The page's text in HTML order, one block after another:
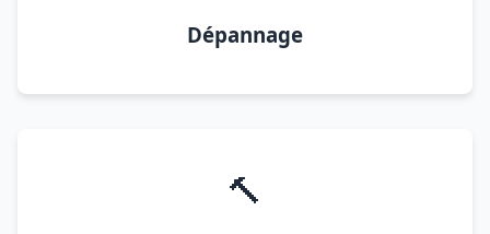
Dépannage
🔨